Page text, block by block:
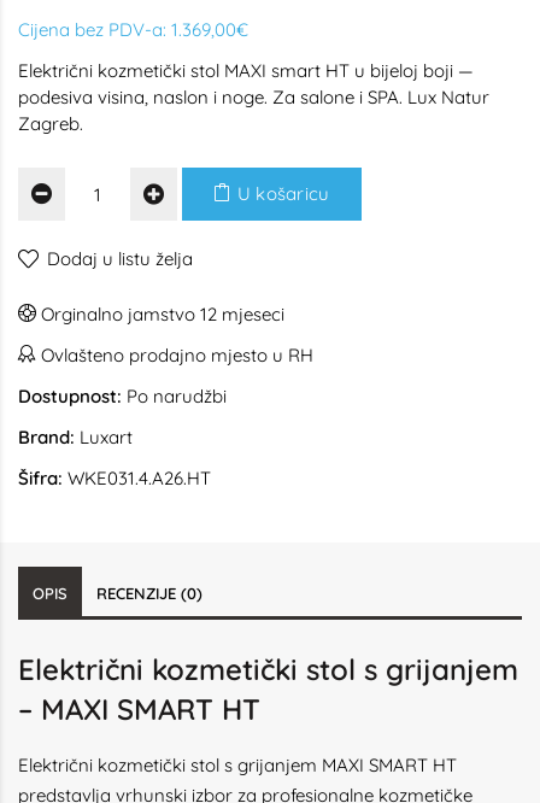
Cijena bez PDV-a: 1.369,00€
Električni kozmetički stol MAXI smart HT u bijeloj boji —
podesiva visina, naslon i noge. Za salone i SPA. Lux Natur
Zagreb.
U košaricu
Dodaj u listu želja
Orginalno jamstvo 12 mjeseci
Ovlašteno prodajno mjesto u RH
Dostupnost: Po narudžbi
Brand: Luxart
Šifra: WKE031.4.A26.HT
OPIS RECENZIJE (0)
Električni kozmetički stol s grijanjem
– MAXI SMART HT
Električni kozmetički stol s grijanjem MAXI SMART HT
predstavlja vrhunski izbor za profesionalne kozmetičke